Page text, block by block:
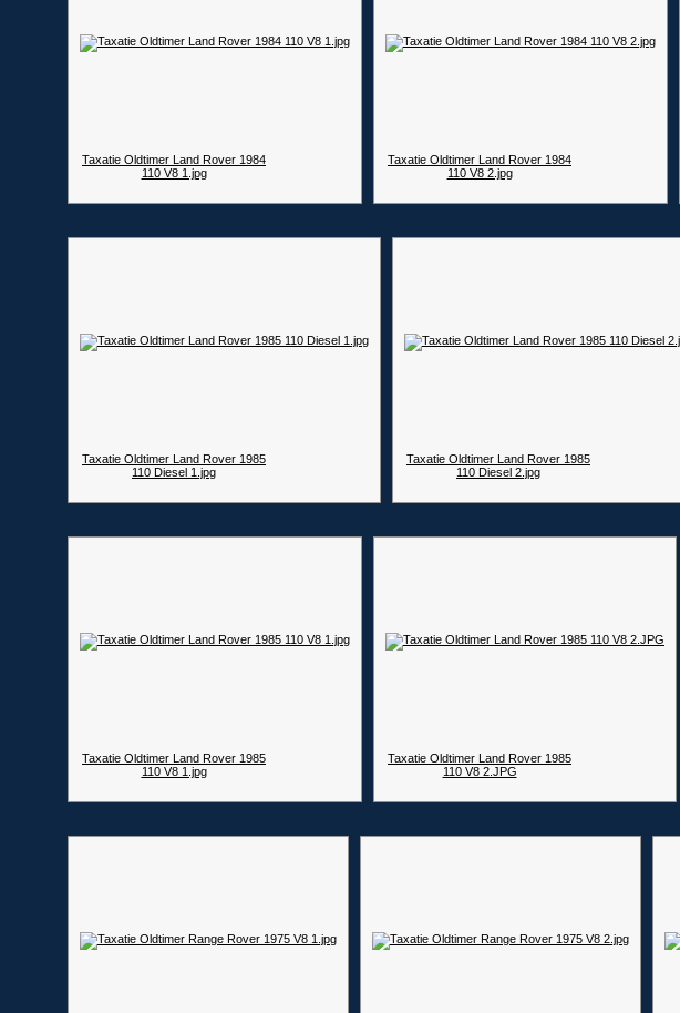
Taxatie Oldtimer Land Rover 1984
110 V8 1.jpg
Taxatie Oldtimer Land Rover 1984
110 V8 2.jpg
Taxatie Oldtimer Land Rover 1985
110 Diesel 1.jpg
Taxatie Oldtimer Land Rover 1985
110 Diesel 2.jpg
Taxatie Oldtimer Land Rover 1985
110 V8 1.jpg
Taxatie Oldtimer Land Rover 1985
110 V8 2.JPG